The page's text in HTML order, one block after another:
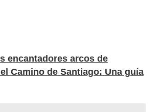
encantadores arcos de
Camino de Santiago: Una guía